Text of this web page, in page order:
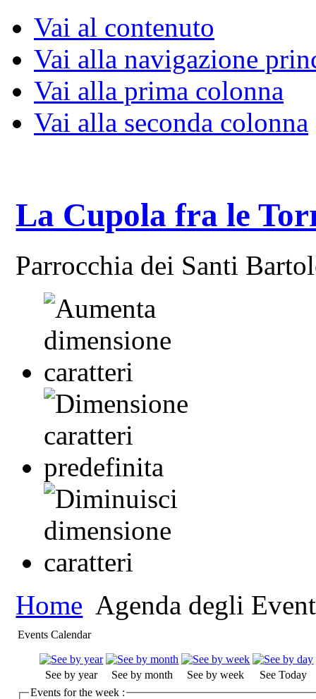
Vai al contenuto
Vai alla navigazione
Vai alla prima colonna
Vai alla seconda colonna
La Cupola fra le
Parrocchia dei Santi
Home Agenda degli
Events Calendar
See by year See by month See by week
See Today
Events for the week :